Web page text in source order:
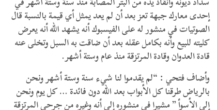
إحدى معارك جبهة تعز بعد أن لم يعد يمثل أي قيمة بالنسبة قال
الصوتيات في منشور له على الفيسبوك أنه يشهد الله أنه يعرض
كليته للبيع وأنه بكامل عقله بعد أن ضاقت به السبل وتخلى عنه
قادة العدوان وقادة المرتزقة منذ عام وستة أشهر.
وأضاف فتحي : “لم يقدموا لنا شيء سنة وستة أشهر ونحن
بالرياض طرقنا كل الأبواب بعد الله دون فائدة … كل يوم ونحن
إلى الأسوأ ” مشيرا في منشوره إلى أنه وغيره من جرحى المرتزقة